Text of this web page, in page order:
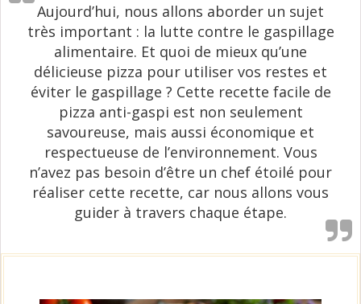
Aujourd’hui, nous allons aborder un sujet
très important : la lutte contre le gaspillage
alimentaire. Et quoi de mieux qu’une
délicieuse pizza pour utiliser vos restes et
éviter le gaspillage ? Cette recette facile de
pizza anti-gaspi est non seulement
savoureuse, mais aussi économique et
respectueuse de l’environnement. Vous
n’avez pas besoin d’être un chef étoilé pour
réaliser cette recette, car nous allons vous
guider à travers chaque étape.